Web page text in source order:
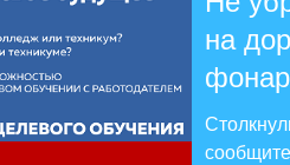
на